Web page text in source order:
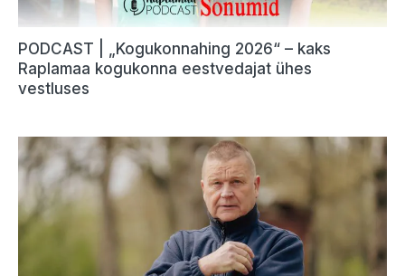
PODCAST | „Kogukonnahing 2026“ – kaks
Raplamaa kogukonna eestvedajat ühes
vestluses